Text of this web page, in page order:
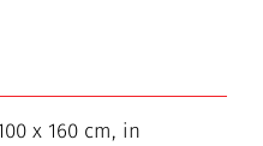
x 160 cm, in